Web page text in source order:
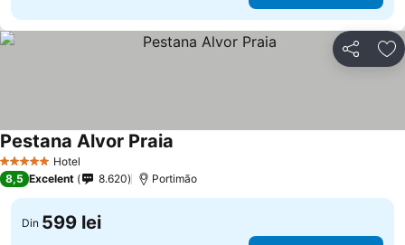
Distribuiți
5 Stele Hotel
Pestana Alvor Praia
8,5 Excelent 8.620 Portimão
Din 599 lei